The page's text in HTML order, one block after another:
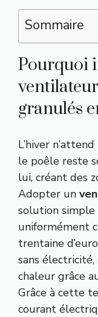
Sommaire
Pourquoi
granulés
L’hiver
le poêle reste
lui, créant des
Adopter un
solution
uniformément
trentaine
sans électricité,
chaleur grâce
Grâce à cette
courant